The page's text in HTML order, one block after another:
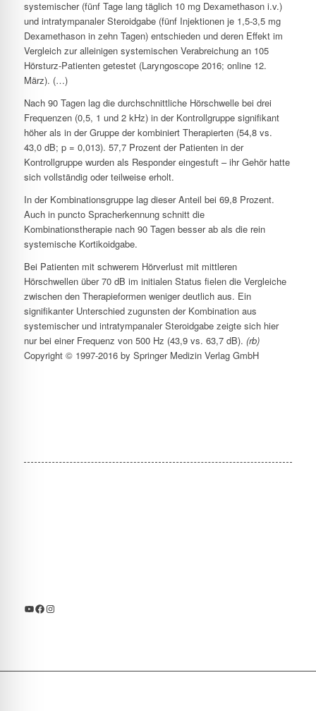
systemischer (fünf Tage lang täglich 10 mg Dexamethason i.v.)
und intratympanaler Steroidgabe (fünf Injektionen je 1,5-3,5 mg
Dexamethason in zehn Tagen) entschieden und deren Effekt im
Vergleich zur alleinigen systemischen Verabreichung an 105
Hörsturz-Patienten getestet (Laryngoscope 2016; online 12.
März). (…)
Nach 90 Tagen lag die durchschnittliche Hörschwelle bei drei
Frequenzen (0,5, 1 und 2 kHz) in der Kontrollgruppe signifikant
höher als in der Gruppe der kombiniert Therapierten (54,8 vs.
43,0 dB; p = 0,013). 57,7 Prozent der Patienten in der
Kontrollgruppe wurden als Responder eingestuft – ihr Gehör hatte
sich vollständig oder teilweise erholt.
In der Kombinationsgruppe lag dieser Anteil bei 69,8 Prozent.
Auch in puncto Spracherkennung schnitt die
Kombinationstherapie nach 90 Tagen besser ab als die rein
systemische Kortikoidgabe.
Bei Patienten mit schwerem Hörverlust mit mittleren
Hörschwellen über 70 dB im initialen Status fielen die Vergleiche
zwischen den Therapieformen weniger deutlich aus. Ein
signifikanter Unterschied zugunsten der Kombination aus
systemischer und intratympanaler Steroidgabe zeigte sich hier
nur bei einer Frequenz von 500 Hz (43,9 vs. 63,7 dB). (rb)
Copyright © 1997-2016 by Springer Medizin Verlag GmbH
YouTube
Facebook
Instagram